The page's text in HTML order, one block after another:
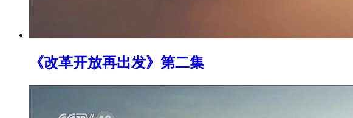
《改革开放再出发》第二集